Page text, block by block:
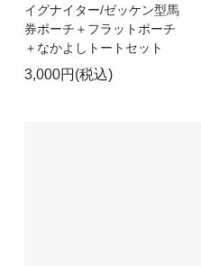
イグナイター/ゼッケン型馬
券ポーチ＋フラットポーチ
＋なかよしトートセット
3,000円(税込)